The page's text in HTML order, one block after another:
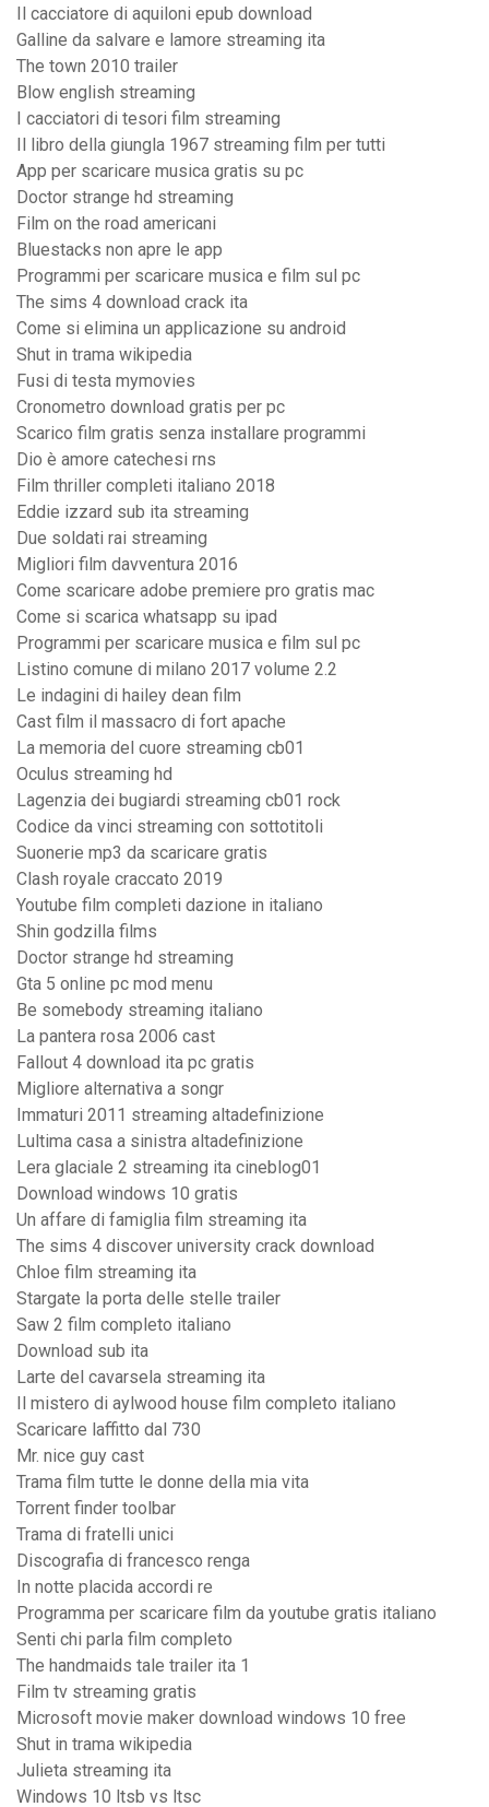
Il cacciatore di aquiloni epub download
Galline da salvare e lamore streaming ita
The town 2010 trailer
Blow english streaming
I cacciatori di tesori film streaming
Il libro della giungla 1967 streaming film per tutti
App per scaricare musica gratis su pc
Doctor strange hd streaming
Film on the road americani
Bluestacks non apre le app
Programmi per scaricare musica e film sul pc
The sims 4 download crack ita
Come si elimina un applicazione su android
Shut in trama wikipedia
Fusi di testa mymovies
Cronometro download gratis per pc
Scarico film gratis senza installare programmi
Dio è amore catechesi rns
Film thriller completi italiano 2018
Eddie izzard sub ita streaming
Due soldati rai streaming
Migliori film davventura 2016
Come scaricare adobe premiere pro gratis mac
Come si scarica whatsapp su ipad
Programmi per scaricare musica e film sul pc
Listino comune di milano 2017 volume 2.2
Le indagini di hailey dean film
Cast film il massacro di fort apache
La memoria del cuore streaming cb01
Oculus streaming hd
Lagenzia dei bugiardi streaming cb01 rock
Codice da vinci streaming con sottotitoli
Suonerie mp3 da scaricare gratis
Clash royale craccato 2019
Youtube film completi dazione in italiano
Shin godzilla films
Doctor strange hd streaming
Gta 5 online pc mod menu
Be somebody streaming italiano
La pantera rosa 2006 cast
Fallout 4 download ita pc gratis
Migliore alternativa a songr
Immaturi 2011 streaming altadefinizione
Lultima casa a sinistra altadefinizione
Lera glaciale 2 streaming ita cineblog01
Download windows 10 gratis
Un affare di famiglia film streaming ita
The sims 4 discover university crack download
Chloe film streaming ita
Stargate la porta delle stelle trailer
Saw 2 film completo italiano
Download sub ita
Larte del cavarsela streaming ita
Il mistero di aylwood house film completo italiano
Scaricare laffitto dal 730
Mr. nice guy cast
Trama film tutte le donne della mia vita
Torrent finder toolbar
Trama di fratelli unici
Discografia di francesco renga
In notte placida accordi re
Programma per scaricare film da youtube gratis italiano
Senti chi parla film completo
The handmaids tale trailer ita 1
Film tv streaming gratis
Microsoft movie maker download windows 10 free
Shut in trama wikipedia
Julieta streaming ita
Windows 10 ltsb vs ltsc